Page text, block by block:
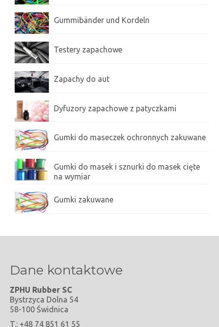
Gummibänder und Kordeln
Testery zapachowe
Zapachy do aut
Dyfuzory zapachowe z patyczkami
Gumki do maseczek ochronnych zakuwane
Gumki do masek i sznurki do masek cięte
na wymiar
Gumki zakuwane
Dane kontaktowe
ZPHU Rubber SC
Bystrzyca Dolna 54
58-100 Świdnica
T.: +48 74 851 61 55